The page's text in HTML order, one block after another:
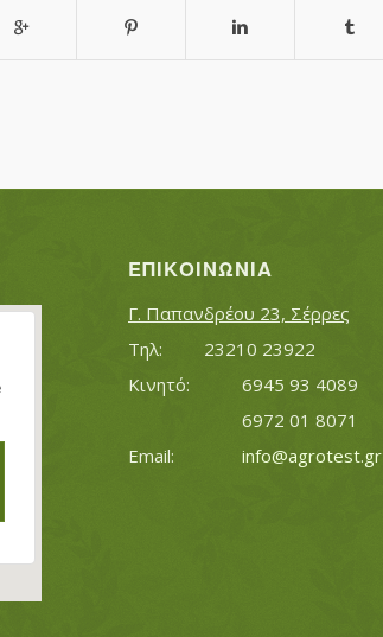
ΕΠΙΚΟΙΝΩΝΊΑ
Γ. Παπανδρέου 23, Σέρρες
Τηλ:		23210 23922
Κινητό:		6945 93 4089
			6972 01 8071
info@agrotest.gr